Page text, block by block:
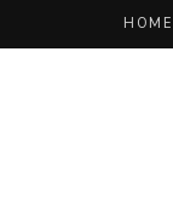
HOME